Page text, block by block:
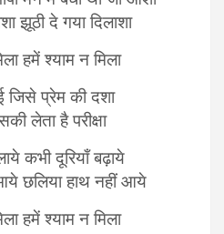
झूठी दे गया दिलाशा
हमें श्याम न मिला
जिसे प्रेम की दशा
लेता है परीक्षा
कभी दूरियाँ बढ़ाये
छलिया हाथ नहीं आये
हमें श्याम न मिला